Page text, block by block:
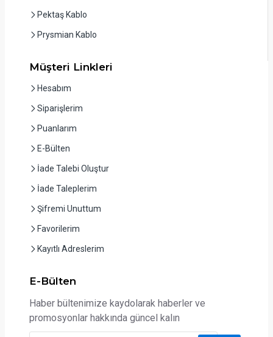
Pektaş Kablo
Prysmian Kablo
Müşteri Linkleri
Hesabım
Siparişlerim
Puanlarım
E-Bülten
İade Talebi Oluştur
İade Taleplerim
Şifremi Unuttum
Favorilerim
Kayıtlı Adreslerim
E-Bülten
Haber bültenimize kaydolarak haberler ve
promosyonlar hakkında güncel kalın